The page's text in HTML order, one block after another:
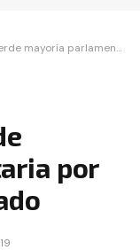
por deserción de diputado
por